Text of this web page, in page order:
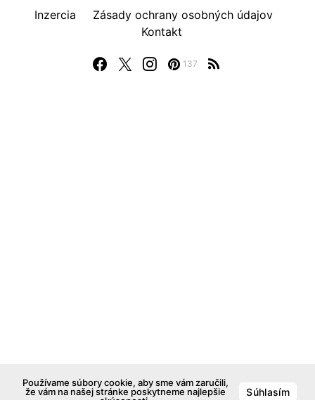
137
Inzercia
Zásady ochrany osobných údajov
Kontakt
Používame súbory cookie, aby sme vám zaručili,
že vám na našej stránke poskytneme najlepšie
Súhlasím